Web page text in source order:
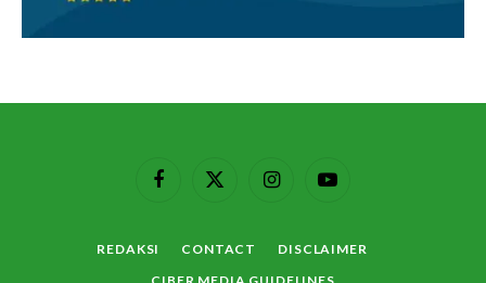
FacebookX
InstagramYouTube
REDAKSI CONTACT
DISCLAIMER